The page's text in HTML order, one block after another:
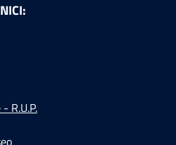
R.U.P.